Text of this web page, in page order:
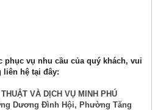
phục vụ nhu cầu của quý khách, vui
liên hệ tại đây:
VÀ DỊCH VỤ MINH PHÚ
Dương Đình Hội, Phường Tăng